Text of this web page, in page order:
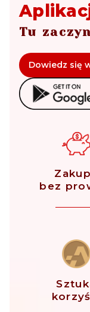
Tu
Dowiedz się
bez